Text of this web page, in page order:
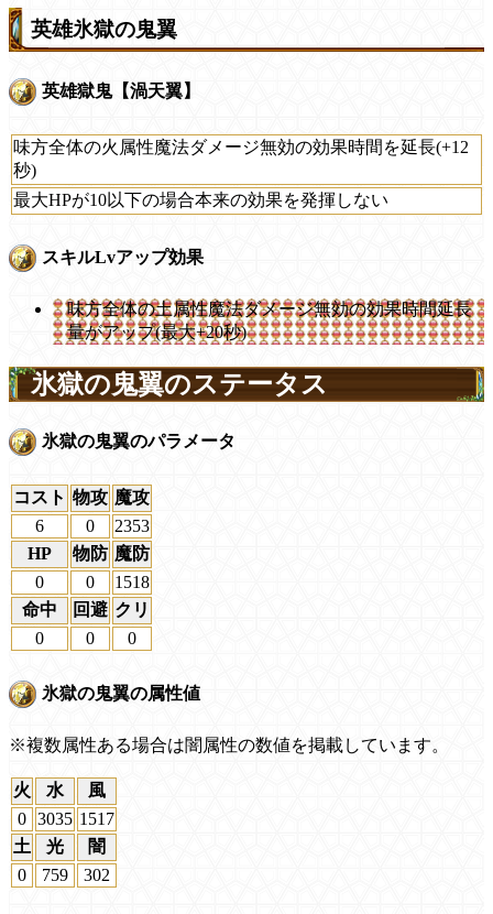
英雄氷獄の鬼翼
英雄獄鬼【渦天翼】
味方全体の火属性魔法ダメージ無効の効果時間を延長(+12
秒)
最大HPが10以下の場合本来の効果を発揮しない
スキルLvアップ効果
味方全体の土属性魔法ダメージ無効の効果時間延長
量がアップ(最大+20秒)
氷獄の鬼翼のステータス
氷獄の鬼翼のパラメータ
コスト 物攻 魔攻
6
0
2353
HP
物防 魔防
0
0
1518
命中
回避 クリ
0
0 0
氷獄の鬼翼の属性値
※複数属性ある場合は闇属性の数値を掲載しています。
火 水
風
0 3035 1517
土
光
闇
0
759 302